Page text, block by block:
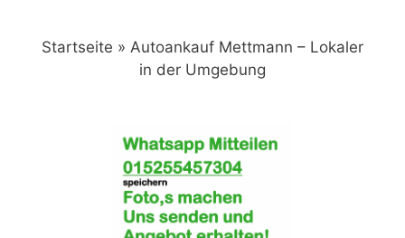
springenStartseite » Autoankauf Mettmann – Lokaler
in der Umgebung